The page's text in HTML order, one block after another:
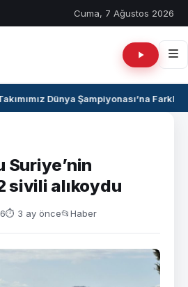
Cuma, 7 Ağustos 2026
Dünya Şampiyonası’na Farklı
Suriye’nin
sivili alıkoydu
⏱ 3 ay önce📂Haber